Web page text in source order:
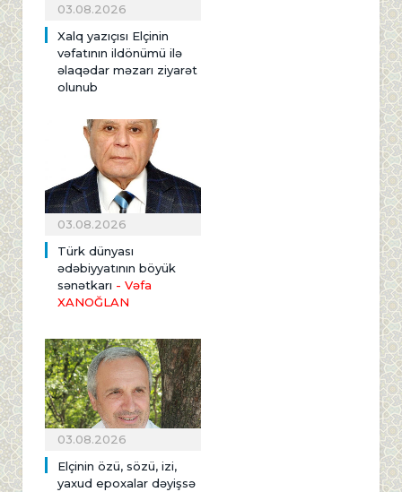
03.08.2026
Xalq yazıçısı Elçinin
vəfatının ildönümü ilə
əlaqədar məzarı ziyarət
olunub
03.08.2026
Türk dünyası
ədəbiyyatının böyük
sənətkarı - Vəfa
XANOĞLAN
03.08.2026
Elçinin özü, sözü, izi,
yaxud epoxalar dəyişsə